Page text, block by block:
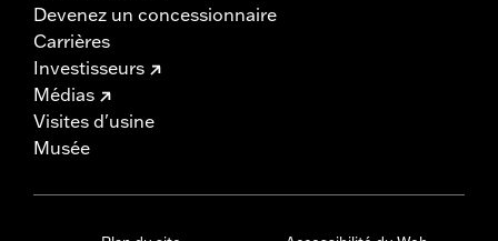
Devenez un concessionnaire
Carrières
Investisseurs
Médias
Visites d'usine
Musée